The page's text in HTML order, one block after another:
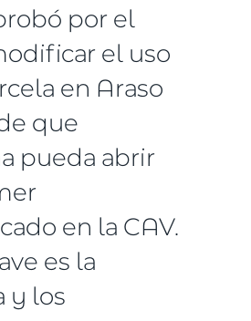
por el
el uso
en Araso
que
pueda abrir
en la CAV.
es la
y los